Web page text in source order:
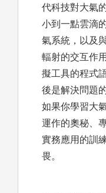
代科技對大氣
小到一點雲滴
氣系統，以及
輻射的交互作
擬工具的程式
後是解決問題
如果你學習大
運作的奧秘、
實務應用的訓
畏。